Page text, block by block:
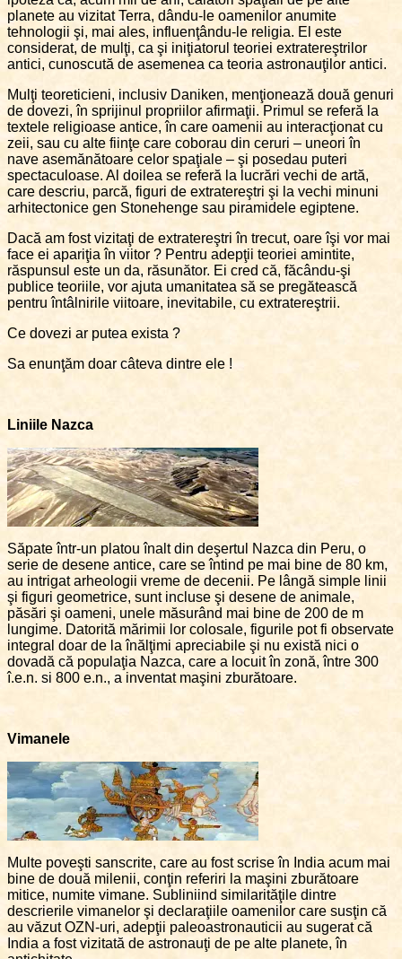
planete au vizitat Terra, dându-le oamenilor anumite
tehnologii şi, mai ales, influenţându-le religia. El este
considerat, de mulţi, ca şi iniţiatorul teoriei extratereştrilor
antici, cunoscută de asemenea ca teoria astronauţilor antici.
Mulţi teoreticieni, inclusiv Daniken, menţionează două genuri
de dovezi, în sprijinul propriilor afirmaţii. Primul se referă la
textele religioase antice, în care oamenii au interacţionat cu
zeii, sau cu alte fiinţe care coborau din ceruri – uneori în
nave asemănătoare celor spaţiale – şi posedau puteri
spectaculoase. Al doilea se referă la lucrări vechi de artă,
care descriu, parcă, figuri de extratereştri şi la vechi minuni
arhitectonice gen Stonehenge sau piramidele egiptene.
Dacă am fost vizitaţi de extratereştri în trecut, oare îşi vor mai
face ei apariţia în viitor ? Pentru adepţii teoriei amintite,
răspunsul este un da, răsunător. Ei cred că, făcându-şi
publice teoriile, vor ajuta umanitatea să se pregătească
pentru întâlnirile viitoare, inevitabile, cu extratereştrii.
Ce dovezi ar putea exista ?
Sa enunţăm doar câteva dintre ele !
Liniile Nazca
Săpate într-un platou înalt din deşertul Nazca din Peru, o
serie de desene antice, care se întind pe mai bine de 80 km,
au intrigat arheologii vreme de decenii. Pe lângă simple linii
şi figuri geometrice, sunt incluse şi desene de animale,
păsări şi oameni, unele măsurând mai bine de 200 de m
lungime. Datorită mărimii lor colosale, figurile pot fi observate
integral doar de la înălţimi apreciabile şi nu există nici o
dovadă că populaţia Nazca, care a locuit în zonă, între 300
î.e.n. si 800 e.n., a inventat maşini zburătoare.
Vimanele
Multe poveşti sanscrite, care au fost scrise în India acum mai
bine de două milenii, conţin referiri la maşini zburătoare
mitice, numite vimane. Subliniind similarităţile dintre
descrierile vimanelor şi declaraţiile oamenilor care susţin că
au văzut OZN-uri, adepţii paleoastronauticii au sugerat că
India a fost vizitată de astronauţi de pe alte planete, în